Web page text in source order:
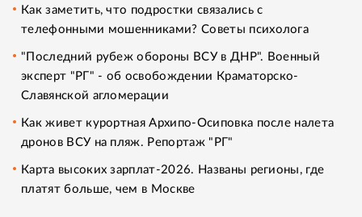
Как заметить, что подростки связались с
телефонными мошенниками? Советы психолога
"Последний рубеж обороны ВСУ в ДНР". Военный
эксперт "РГ" - об освобождении Краматорско-
Славянской агломерации
Как живет курортная Архипо-Осиповка после налета
дронов ВСУ на пляж. Репортаж "РГ"
Карта высоких зарплат-2026. Названы регионы, где
платят больше, чем в Москве